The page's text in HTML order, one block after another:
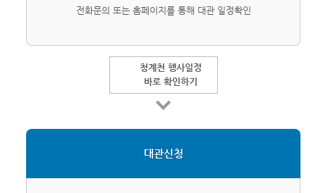
전화문의 또는 홈페이지를 통해 대관 일정확인
청계천 행사일정
바로 확인하기
대관신청